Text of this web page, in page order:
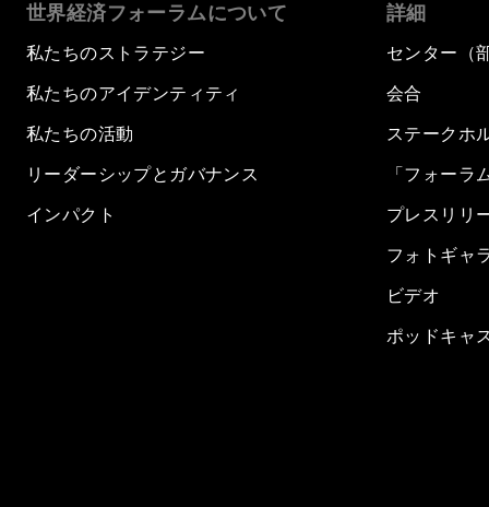
世界経済フォーラムについて
私たちのストラテジー
私たちのアイデンティティ
私たちの活動
リーダーシップとガバナンス
インパクト
詳細
センター（
会合
ステークホ
「フォーラ
プレスリリ
フォトギャ
ビデオ
ポッドキャ